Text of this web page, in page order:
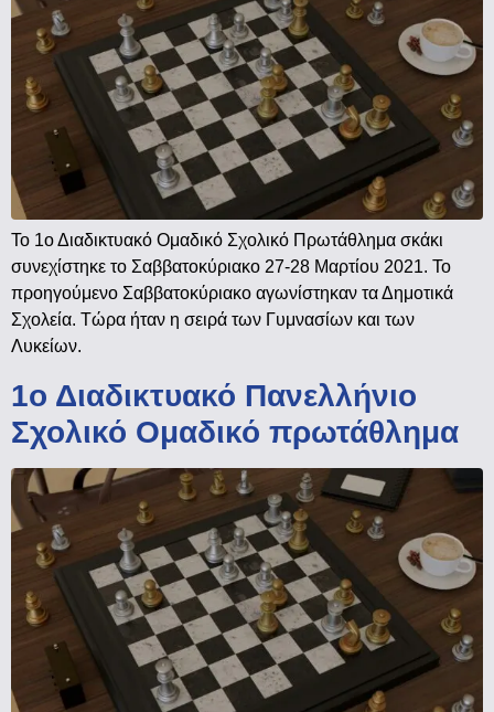
Το 1ο Διαδικτυακό Ομαδικό Σχολικό Πρωτάθλημα σκάκι
συνεχίστηκε το Σαββατοκύριακο 27-28 Μαρτίου 2021. Το
προηγούμενο Σαββατοκύριακο αγωνίστηκαν τα Δημοτικά
Σχολεία. Τώρα ήταν η σειρά των Γυμνασίων και των
Λυκείων.
1ο Διαδικτυακό Πανελλήνιο
Σχολικό Ομαδικό πρωτάθλημα